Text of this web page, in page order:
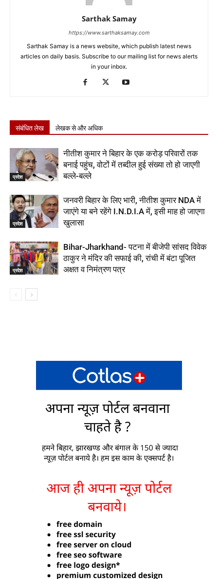
Sarthak Samay
https://www.sarthaksamay.com
Sarthak Samay is a news website, which publish latest news
articles on daily basis. Subscribe to our mailing list for news alerts
in your inbox.
संबंधित लेख लेखक से और अधिक
प्रदेश
नीतीश कुमार ने बिहार के एक करोड़ परिवारों तक
बनाई पहुंच, वोटों में तब्दील हुई संख्या तो हो जाएगी
बल्ले-बल्ले
प्रदेश
जनवरी बिहार के लिए भारी, नीतीश कुमार NDA में
जाएंगे या बने रहेंगे I.N.D.I.A में, इसी माह हो जाएगा
खुलासा
प्रदेश
Bihar-Jharkhand- पटना में बीजेपी सांसद विवेक
ठाकुर ने मंदिर की सफाई की, रांची में बंटा पूजित
अक्षत व निमंत्रण पत्र